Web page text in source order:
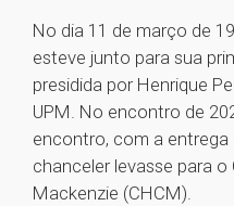
No dia 11 de março de
esteve junto para sua
presidida por Henrique
UPM. No encontro de
encontro, com a entrega
chanceler levasse para
Mackenzie (CHCM).